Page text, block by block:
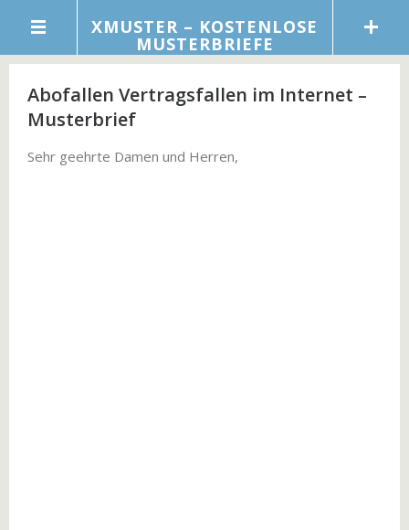
XMUSTER – KOSTENLOSE
MUSTERBRIEFE
Abofallen Vertragsfallen im Internet –
Musterbrief
Sehr geehrte Damen und Herren,